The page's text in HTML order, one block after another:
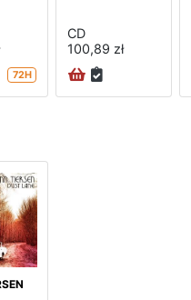
72H
CD
100,89 zł